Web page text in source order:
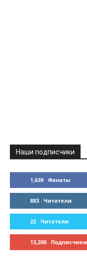
Наши подписчики
1,639 Фанаты
883 Читатели
22 Читатели
13,200 Подписчики